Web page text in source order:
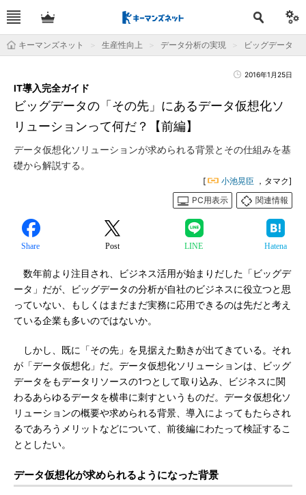
キーマンズネット 生産性向上 データ分析の実現 ビッグデータ
2016年1月25日
ビッグデータの「その先」にあるデータ仮想化ソ
リューションって何だ？【前編】
IT導入完全ガイド
データ仮想化ソリューションが求められる背景とその仕組みを基
礎から解説する。
[ 小池晃臣 ，タマク]
PC用表示
関連情報
Share Post LINE Hatena
数年前より注目され、ビジネス活用が始まりだした「ビッグデ
ータ」だが、ビッグデータの分析が自社のビジネスに役立つと思
っていない、もしくはまだまだ実務に応用できるのは先だと考え
ている企業も多いのではないか。
しかし、既に「その先」を見据えた動きが出てきている。それ
が「データ仮想化」だ。データ仮想化ソリューションは、ビッグ
データをもデータリソースの1つとして取り込み、ビジネスに関
わるあらゆるデータを横串に刺すというものだ。データ仮想化ソ
リューションの概要や求められる背景、導入によってもたらされ
るであろうメリットなどについて、前後編にわたって検証するこ
ととしたい。
データ仮想化が求められるようになった背景